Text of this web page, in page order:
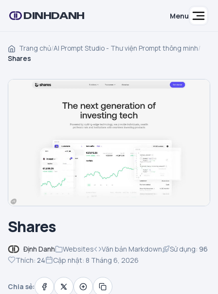
DINHDANH Menu
Trang chủ/AI Prompt Studio - Thư viện Prompt thông minh/
Shares
Shares
Định Danh Websites Văn bản Markdown Sử dụng: 96
Thích: 24 Cập nhật: 8 Tháng 6, 2026
Chia sẻ: